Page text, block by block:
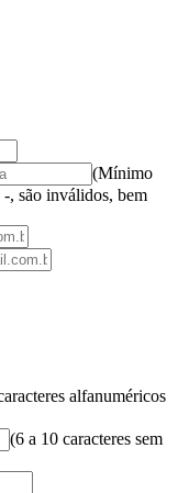
(Mínimo
, são inválidos, bem
alfanuméricos
(6 a 10 caracteres sem